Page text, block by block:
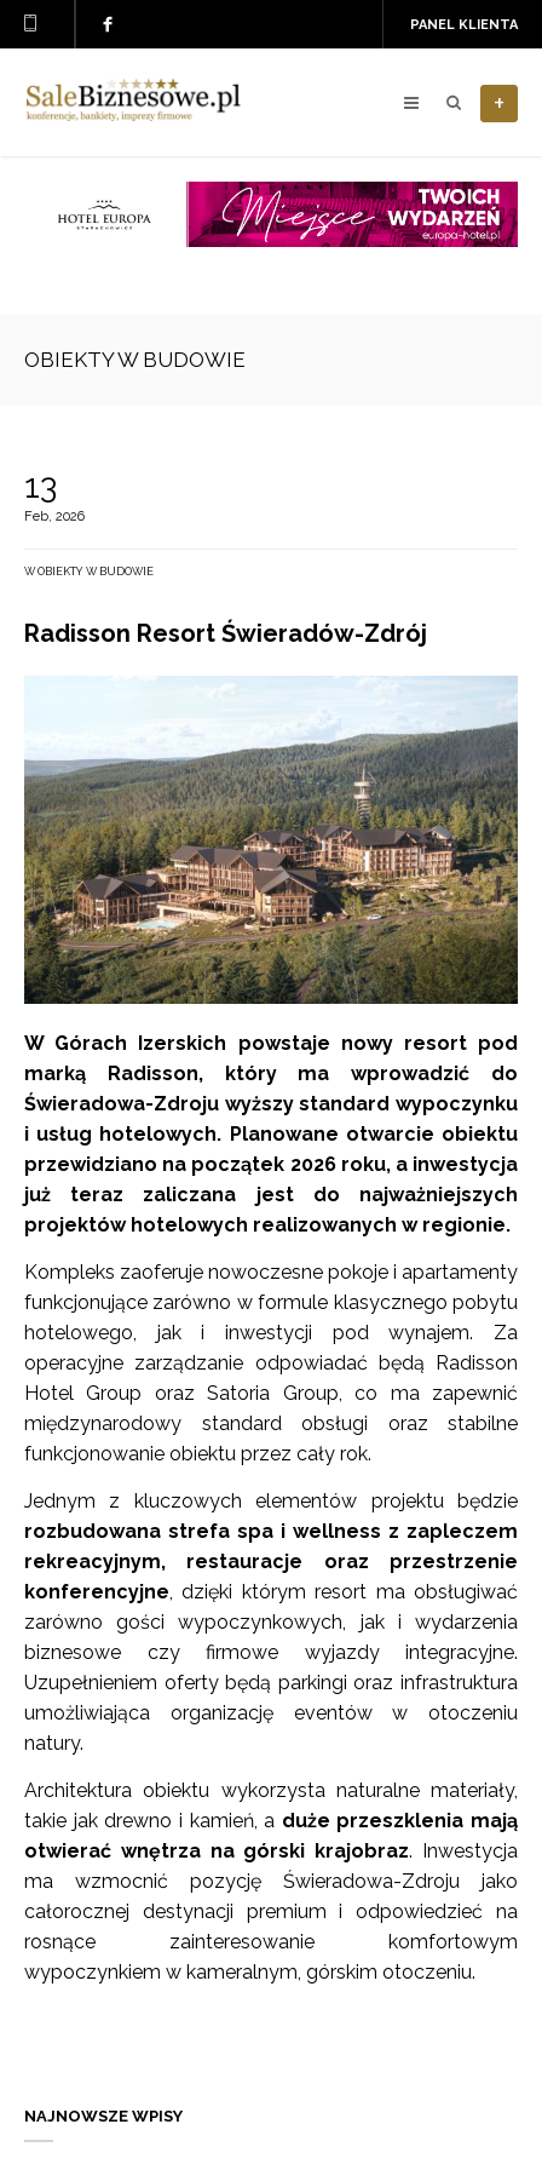
PANEL KLIENTA
+
OBIEKTY W BUDOWIE
13
Feb, 2026
W OBIEKTY W BUDOWIE
Radisson Resort Świeradów-Zdrój
W Górach Izerskich powstaje nowy resort pod
marką Radisson, który ma wprowadzić do
Świeradowa-Zdroju wyższy standard wypoczynku
i usług hotelowych. Planowane otwarcie obiektu
przewidziano na początek 2026 roku, a inwestycja
już teraz zaliczana jest do najważniejszych
projektów hotelowych realizowanych w regionie.
Kompleks zaoferuje nowoczesne pokoje i apartamenty
funkcjonujące zarówno w formule klasycznego pobytu
hotelowego, jak i inwestycji pod wynajem. Za
operacyjne zarządzanie odpowiadać będą Radisson
Hotel Group oraz Satoria Group, co ma zapewnić
międzynarodowy standard obsługi oraz stabilne
funkcjonowanie obiektu przez cały rok.
Jednym z kluczowych elementów projektu będzie
rozbudowana strefa spa i wellness z zapleczem
rekreacyjnym, restauracje oraz przestrzenie
konferencyjne, dzięki którym resort ma obsługiwać
zarówno gości wypoczynkowych, jak i wydarzenia
biznesowe czy firmowe wyjazdy integracyjne.
Uzupełnieniem oferty będą parkingi oraz infrastruktura
umożliwiająca organizację eventów w otoczeniu
natury.
Architektura obiektu wykorzysta naturalne materiały,
takie jak drewno i kamień, a duże przeszklenia mają
otwierać wnętrza na górski krajobraz. Inwestycja
ma wzmocnić pozycję Świeradowa-Zdroju jako
całorocznej destynacji premium i odpowiedzieć na
rosnące zainteresowanie komfortowym
wypoczynkiem w kameralnym, górskim otoczeniu.
NAJNOWSZE WPISY